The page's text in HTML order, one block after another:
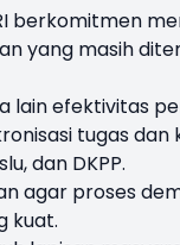
berkomitmen
yang masih
lain efektivitas
tugas dan
dan DKPP.
agar proses
kuat.